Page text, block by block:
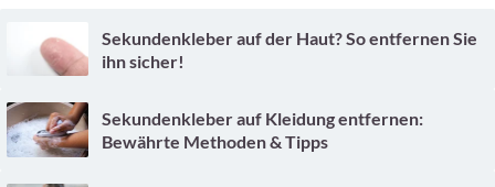
Sekundenkleber auf der Haut? So entfernen Sie
ihn sicher!
Sekundenkleber auf Kleidung entfernen:
Bewährte Methoden & Tipps